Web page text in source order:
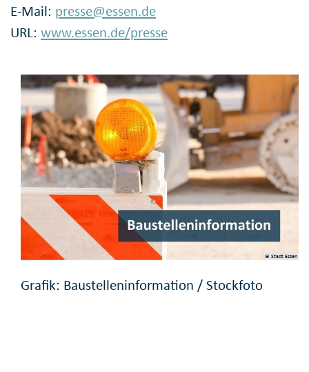
E-Mail: presse@essen.de
URL: www.essen.de/presse
© Stadt Essen
Grafik: Baustelleninformation / Stockfoto